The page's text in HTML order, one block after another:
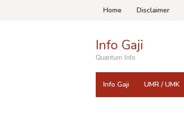
Home Disclaimer
Info Gaji
Quantum Info
Info Gaji UMR / UMK